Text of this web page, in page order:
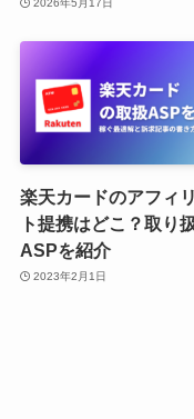
2026年5月17日
楽天カードのアフィ
ト提携はどこ？取り
ASPを紹介
2023年2月1日